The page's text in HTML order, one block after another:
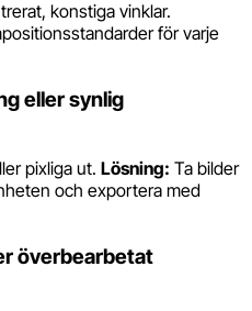
konstiga vinklar.
för varje
eller synlig
pixliga ut. Lösning: Ta bilder
och exportera med
överbearbetat